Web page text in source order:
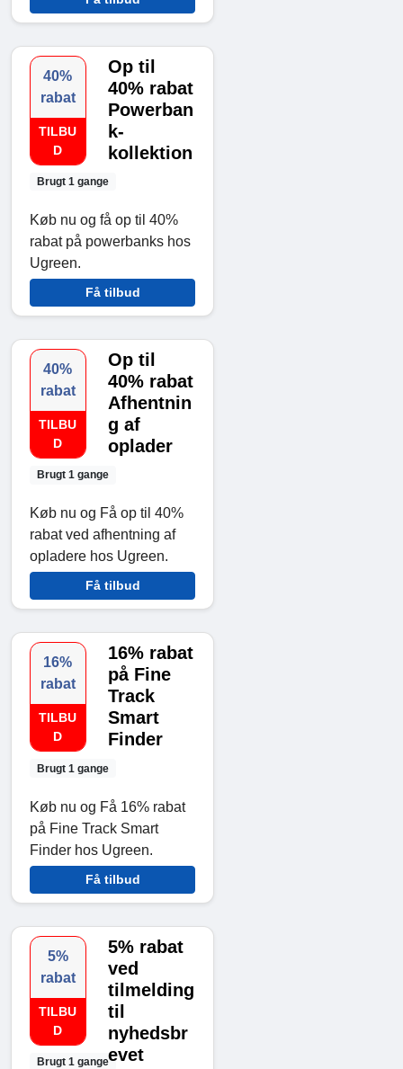
40%
rabat
TILBU
D
Brugt 1 gange
Op til
40% rabat
Powerban
k-
kollektion
Køb nu og få op til 40%
rabat på powerbanks hos
Ugreen.
Få tilbud
40%
rabat
TILBU
D
Brugt 1 gange
Op til
40% rabat
Afhentnin
g af
oplader
Køb nu og Få op til 40%
rabat ved afhentning af
opladere hos Ugreen.
Få tilbud
16%
rabat
TILBU
D
Brugt 1 gange
16% rabat
på Fine
Track
Smart
Finder
Køb nu og Få 16% rabat
på Fine Track Smart
Finder hos Ugreen.
Få tilbud
5%
rabat
TILBU
D
Brugt 1 gange
5% rabat
ved
tilmelding
til
nyhedsbr
evet